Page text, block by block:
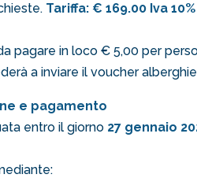
Tariffa: € 169.00 Iva
pagare in loco € 5,00 per
a inviare il voucher
e pagamento
entro il giorno 27 gennaio